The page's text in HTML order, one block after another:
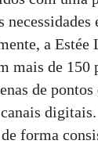
necessidades
a Estée
mais de 150
de
digitais.
forma